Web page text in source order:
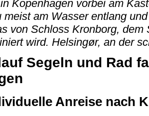
Kopenhagen vorbei am
meist am Wasser entlang
von Schloss Kronborg,
wird. Helsingør, an der
Segeln und Rad
Anreise nach